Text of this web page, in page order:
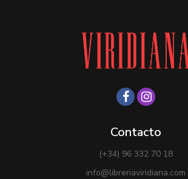
Contacto
(+34) 96 332 70 18
info@libreriaviridiana.com